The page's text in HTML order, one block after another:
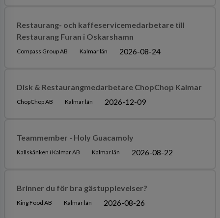
Restaurang- och kaffeservicemedarbetare till
Restaurang Furan i Oskarshamn
Compass Group AB Kalmar län 2026-08-24
Disk & Restaurangmedarbetare ChopChop Kalmar
ChopChop AB Kalmar län 2026-12-09
Teammember - Holy Guacamoly
Kallskänken i Kalmar AB Kalmar län 2026-08-22
Brinner du för bra gästupplevelser?
King Food AB Kalmar län 2026-08-26